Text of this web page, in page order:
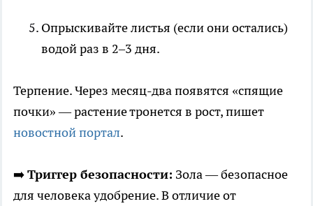
Опрыскивайте листья (если они остались)
водой раз в 2–3 дня.
Терпение. Через месяц-два появятся «спящие
почки» — растение тронется в рост, пишет
новостной портал.
➡️Триггер безопасности: Зола — безопасное
для человека удобрение. В отличие от